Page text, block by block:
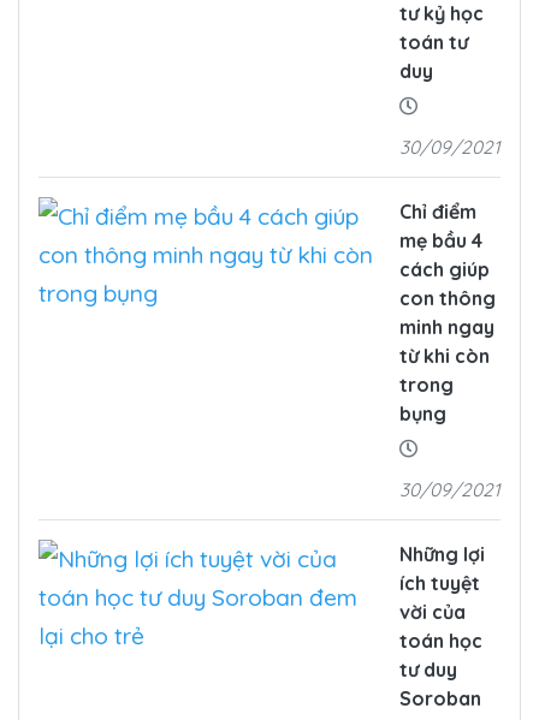
tư kỷ học
toán tư
duy
30/09/2021
Chỉ điểm
mẹ bầu 4
cách giúp
con thông
minh ngay
từ khi còn
trong
bụng
30/09/2021
Những lợi
ích tuyệt
vời của
toán học
tư duy
Soroban